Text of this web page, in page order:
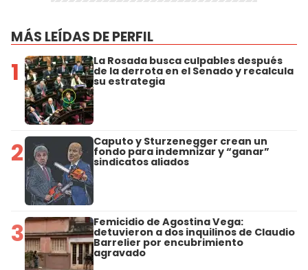
MÁS LEÍDAS DE PERFIL
1 La Rosada busca culpables después
de la derrota en el Senado y recalcula
su estrategia
2 Caputo y Sturzenegger crean un
fondo para indemnizar y “ganar”
sindicatos aliados
3 Femicidio de Agostina Vega:
detuvieron a dos inquilinos de Claudio
Barrelier por encubrimiento
agravado